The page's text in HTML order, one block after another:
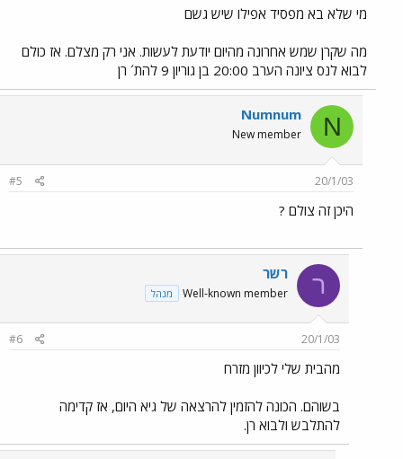
מי שלא בא מפסיד אפילו שיש גשם
מה שקרן שמש אחרונה מהיום יודעת לעשות. אני רק מצלם. אז כולם
לבוא לנס ציונה הערב 20:00 בן גוריון 9 להת´ רן
N
Numnum
New member
20/1/03
#5
היכן זה צולם ?
ר רשר
Well-known member מנהל
20/1/03
#6
מהבית שלי לכיוון מזרח
בשוהם. הכונה להזמין להרצאה של גיא היום, אז קדימה
להתלבש ולבוא רן.